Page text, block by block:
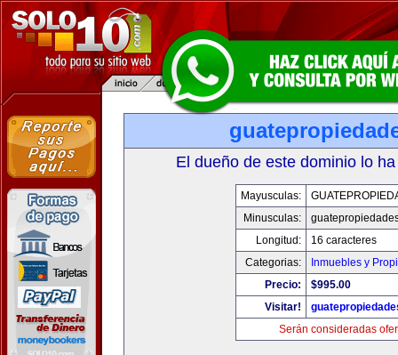
El dueño de este dominio lo
Mayusculas:
Minusculas:
Longitud:
16 caracteres
Categorias:
Inmuebles y
Precio:
$995.00
Visitar!
Serán consideradas